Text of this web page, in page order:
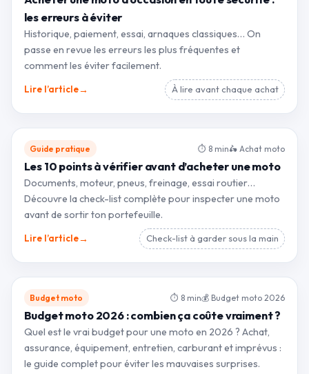
les erreurs à éviter
Historique, paiement, essai, arnaques classiques… On
passe en revue les erreurs les plus fréquentes et
comment les éviter facilement.
Lire l’article→ À lire avant chaque achat
Guide pratique ⏱ 8 min🛵 Achat moto
Les 10 points à vérifier avant d’acheter une moto
Documents, moteur, pneus, freinage, essai routier…
Découvre la check-list complète pour inspecter une moto
avant de sortir ton portefeuille.
Lire l’article→ Check-list à garder sous la main
Budget moto ⏱ 8 min💰 Budget moto 2026
Budget moto 2026 : combien ça coûte vraiment ?
Quel est le vrai budget pour une moto en 2026 ? Achat,
assurance, équipement, entretien, carburant et imprévus :
le guide complet pour éviter les mauvaises surprises.